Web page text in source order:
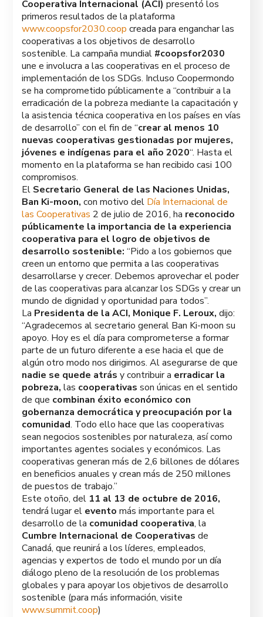
Cooperativa Internacional (ACI) presentó los
primeros resultados de la plataforma
www.coopsfor2030.coop creada para enganchar las
cooperativas a los objetivos de desarrollo
sostenible. La campaña mundial #coopsfor2030
une e involucra a las cooperativas en el proceso de
implementación de los SDGs. Incluso Coopermondo
se ha comprometido públicamente a “contribuir a la
erradicación de la pobreza mediante la capacitación y
la asistencia técnica cooperativa en los países en vías
de desarrollo” con el fin de “crear al menos 10
nuevas cooperativas gestionadas por mujeres,
jóvenes e indígenas para el año 2020“. Hasta el
momento en la plataforma se han recibido casi 100
compromisos.
El Secretario General de las Naciones Unidas,
Ban Ki-moon, con motivo del Día Internacional de
las Cooperativas 2 de julio de 2016, ha reconocido
públicamente la importancia de la experiencia
cooperativa para el logro de objetivos de
desarrollo sostenible: “Pido a los gobiernos que
creen un entorno que permita a las cooperativas
desarrollarse y crecer. Debemos aprovechar el poder
de las cooperativas para alcanzar los SDGs y crear un
mundo de dignidad y oportunidad para todos”.
La Presidenta de la ACI, Monique F. Leroux, dijo:
“Agradecemos al secretario general Ban Ki-moon su
apoyo. Hoy es el día para comprometerse a formar
parte de un futuro diferente a ese hacia el que de
algún otro modo nos dirigimos. Al asegurarse de que
nadie se quede atrás y contribuir a erradicar la
pobreza, las cooperativas son únicas en el sentido
de que combinan éxito económico con
gobernanza democrática y preocupación por la
comunidad. Todo ello hace que las cooperativas
sean negocios sostenibles por naturaleza, así como
importantes agentes sociales y económicos. Las
cooperativas generan más de 2,6 billones de dólares
en beneficios anuales y crean más de 250 millones
de puestos de trabajo.”
Este otoño, del 11 al 13 de octubre de 2016,
tendrá lugar el evento más importante para el
desarrollo de la comunidad cooperativa, la
Cumbre Internacional de Cooperativas de
Canadá, que reunirá a los líderes, empleados,
agencias y expertos de todo el mundo por un día
diálogo pleno de la resolución de los problemas
globales y para apoyar los objetivos de desarrollo
sostenible (para más información, visite
www.summit.coop)